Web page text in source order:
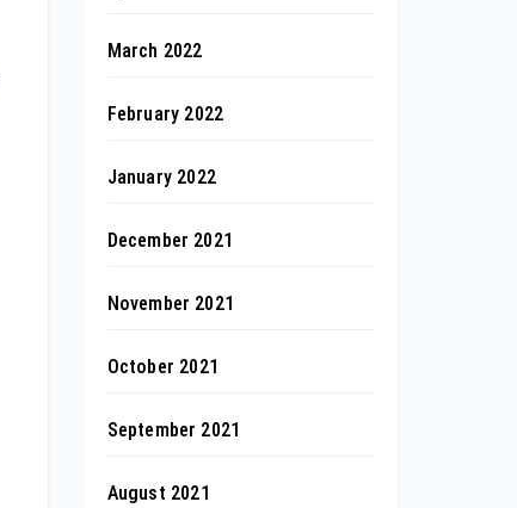
March 2022
February 2022
January 2022
December 2021
November 2021
October 2021
September 2021
August 2021